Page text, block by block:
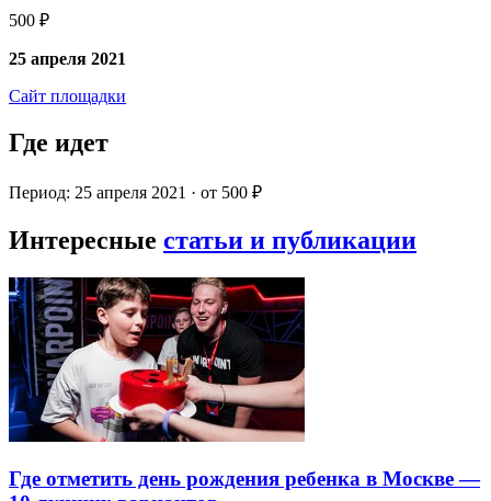
500 ₽
25 апреля 2021
Сайт площадки
Где идет
Период: 25 апреля 2021 · от 500 ₽
Интересные статьи и публикации
Где отметить день рождения ребенка в Москве —